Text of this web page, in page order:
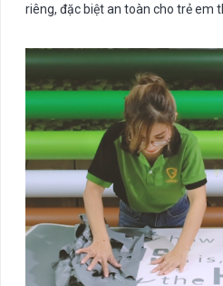
riêng, đặc biệt an toàn cho trẻ em